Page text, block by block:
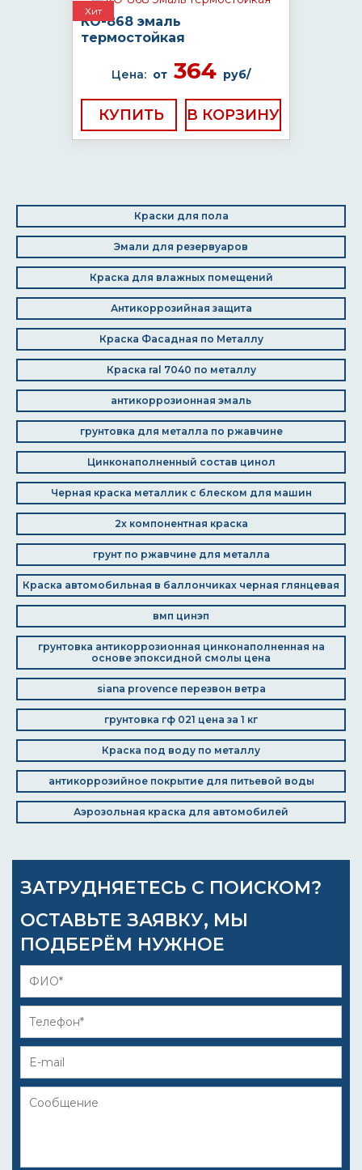
Хит
КО-868 эмаль
термостойкая
Цена: от 364 руб/
КУПИТЬ
Краски для пола
Эмали для резервуаров
Краска для влажных помещений
Антикоррозийная защита
Краска Фасадная по Металлу
Краска ral 7040 по металлу
антикоррозионная эмаль
грунтовка для металла по ржавчине
Цинконаполненный состав цинол
Черная краска металлик с блеском для машин
2х компонентная краска
грунт по ржавчине для металла
Краска автомобильная в баллончиках черная глянцевая
вмп цинэп
грунтовка антикоррозионная цинконаполненная на
основе эпоксидной смолы цена
siana provence перезвон ветра
грунтовка гф 021 цена за 1 кг
Краска под воду по металлу
антикоррозийное покрытие для питьевой воды
Аэрозольная краска для автомобилей
ЗАТРУДНЯЕТЕСЬ С ПОИСКОМ?
ОСТАВЬТЕ ЗАЯВКУ, МЫ
ПОДБЕРЁМ НУЖНОЕ